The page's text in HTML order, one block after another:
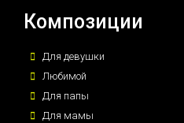
Композиции
Для девушки
Любимой
Для папы
Для мамы